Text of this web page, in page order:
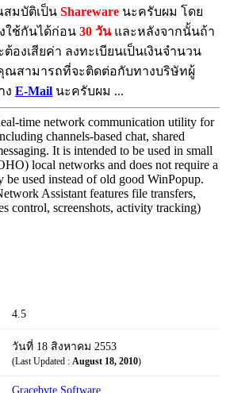
มบัติเป็น Shareware นะครับผม โดย
ใช้กันได้ก่อน 30 วันและหลังจากนั้นถ้า
องเสียค่า ลงทะเบียนเป็นเงินจำนวน
ณสามารถที่จะติดต่อกับทางบริษัทผู้
ง E-Mail นะครับผม ...
time network communication utility for
channels-based chat, shared
It is intended to be used in small
local networks and does not require a
be used instead of old good WinPopup.
Assistant features file transfers,
control, screenshots, activity tracking)
4.5
วันที่ 18 สิงหาคม 2553
(Last Updated : August 18, 2010)
Gracebyte Software